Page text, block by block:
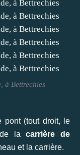
à Bettrechies
pont (tout droit, le
de lacarrière de
et la carrière.